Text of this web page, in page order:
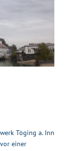
Töging a. Inn
einer